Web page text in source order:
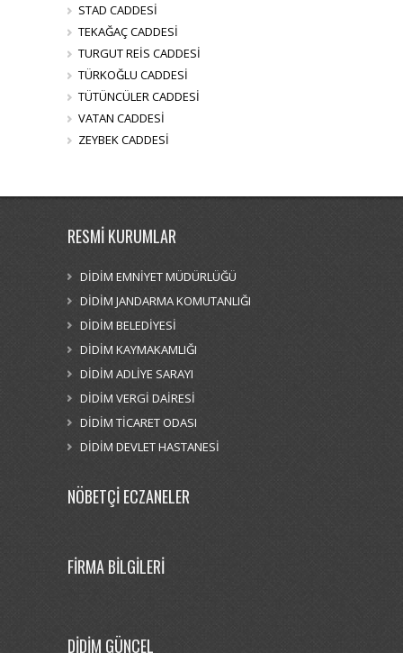
STAD CADDESİ
TEKAĞAÇ CADDESİ
TURGUT REİS CADDESİ
TÜRKOĞLU CADDESİ
TÜTÜNCÜLER CADDESİ
VATAN CADDESİ
ZEYBEK CADDESİ
RESMİ KURUMLAR
DİDİM EMNİYET MÜDÜRLÜĞÜ
DİDİM JANDARMA KOMUTANLIĞI
DİDİM BELEDİYESİ
DİDİM KAYMAKAMLIĞI
DİDİM ADLİYE SARAYI
DİDİM VERGİ DAİRESİ
DİDİM TİCARET ODASI
DİDİM DEVLET HASTANESİ
NÖBETÇİ ECZANELER
FİRMA BİLGİLERİ
DİDİM GÜNCEL